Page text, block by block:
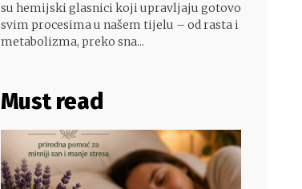
su hemijski glasnici koji upravljaju gotovo
svim procesima u našem tijelu – od rasta i
metabolizma, preko sna...
Must read